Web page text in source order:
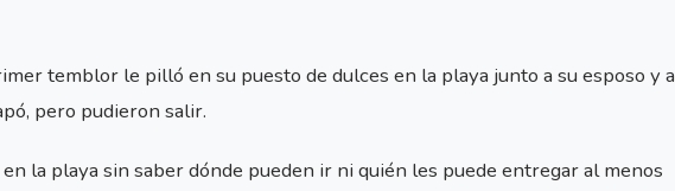
temblor le pilló en su puesto de dulces en la playa junto a su esposo y a
pero pudieron salir.
la playa sin saber dónde pueden ir ni quién les puede entregar al menos